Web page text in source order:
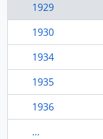
1929
1930
1934
1935
1936
...